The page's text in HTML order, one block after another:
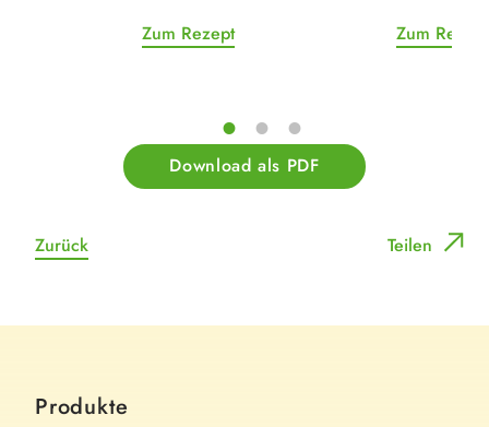
Zum Rezept
Zum Rezept
Download als PDF
Zurück Teilen
Produkte